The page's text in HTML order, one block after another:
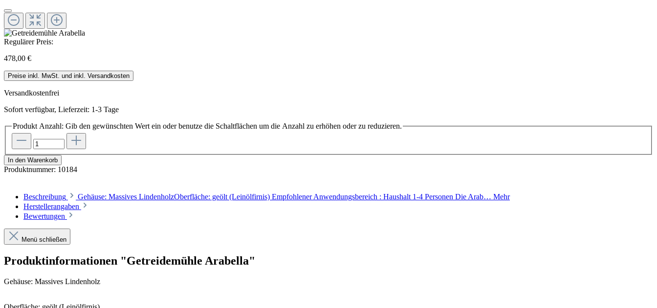
Regulärer Preis:
478,00 €
Preise inkl. MwSt. und inkl. Versandkosten
Versandkostenfrei
Sofort verfügbar, Lieferzeit: 1-3 Tage
Produkt Anzahl: Gib den gewünschten Wert ein oder benutze die Schaltflächen um die Anzahl zu erhöhen oder zu reduzieren.
In den Warenkorb
Produktnummer: 10184
Beschreibung Gehäuse: Massives LindenholzOberfläche: geölt (Leinölfirnis) Empfohlener Anwendungsbereich : Haushalt 1-4 Personen Die Arab… Mehr
Herstellerangaben
Bewertungen
Menü schließen
Produktinformationen "Getreidemühle Arabella"
Gehäuse: Massives Lindenholz